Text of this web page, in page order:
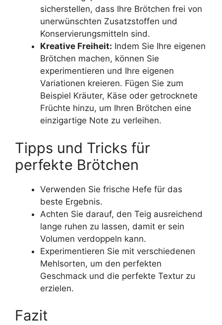
sicherstellen, dass Ihre Brötchen frei von
unerwünschten Zusatzstoffen und
Konservierungsmitteln sind.
Kreative Freiheit: Indem Sie Ihre eigenen
Brötchen machen, können Sie
experimentieren und Ihre eigenen
Variationen kreieren. Fügen Sie zum
Beispiel Kräuter, Käse oder getrocknete
Früchte hinzu, um Ihren Brötchen eine
einzigartige Note zu verleihen.
Tipps und Tricks für
perfekte Brötchen
Verwenden Sie frische Hefe für das
beste Ergebnis.
Achten Sie darauf, den Teig ausreichend
lange ruhen zu lassen, damit er sein
Volumen verdoppeln kann.
Experimentieren Sie mit verschiedenen
Mehlsorten, um den perfekten
Geschmack und die perfekte Textur zu
erzielen.
Fazit